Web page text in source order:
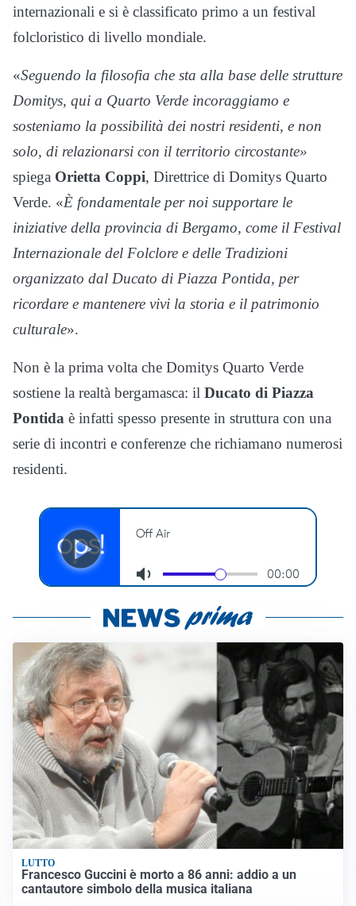
internazionali e si è classificato primo a un festival
folcloristico di livello mondiale.
«Seguendo la filosofia che sta alla base delle strutture
Domitys, qui a Quarto Verde incoraggiamo e
sosteniamo la possibilità dei nostri residenti, e non
solo, di relazionarsi con il territorio circostante»
spiega Orietta Coppi, Direttrice di Domitys Quarto
Verde. «È fondamentale per noi supportare le
iniziative della provincia di Bergamo, come il Festival
Internazionale del Folclore e delle Tradizioni
organizzato dal Ducato di Piazza Pontida, per
ricordare e mantenere vivi la storia e il patrimonio
culturale».
Non è la prima volta che Domitys Quarto Verde
sostiene la realtà bergamasca: il Ducato di Piazza
Pontida è infatti spesso presente in struttura con una
serie di incontri e conferenze che richiamano numerosi
residenti.
LUTTO
Francesco Guccini è morto a 86 anni: addio a un
cantautore simbolo della musica italiana